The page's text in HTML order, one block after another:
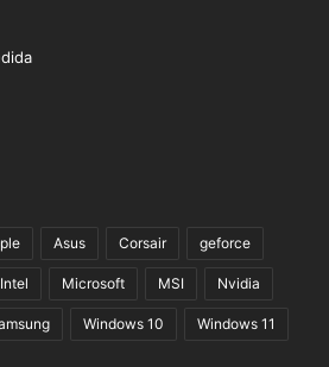
Asus Corsair geforce
Intel Microsoft MSI Nvidia
Windows 10 Windows 11